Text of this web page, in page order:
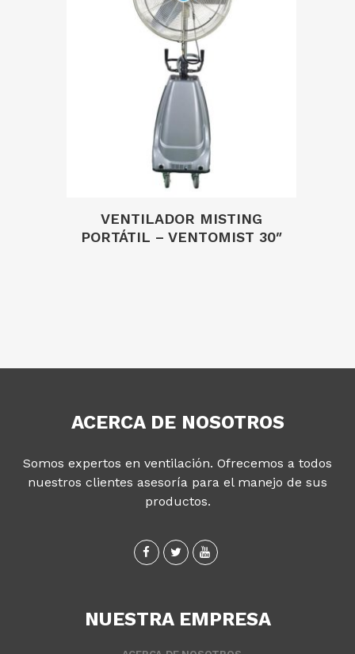
VENTILADOR MISTING
PORTÁTIL – VENTOMIST 30″
ACERCA DE NOSOTROS
Somos expertos en ventilación. Ofrecemos a todos
nuestros clientes asesoría para el manejo de sus
productos.
NUESTRA EMPRESA